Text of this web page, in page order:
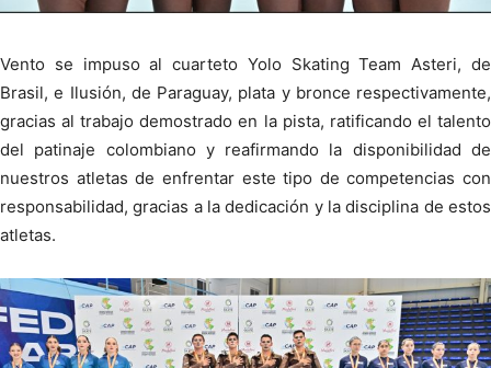
Vento se impuso al cuarteto Yolo Skating Team Asteri, de
Brasil, e Ilusión, de Paraguay, plata y bronce respectivamente,
gracias al trabajo demostrado en la pista, ratificando el talento
del patinaje colombiano y reafirmando la disponibilidad de
nuestros atletas de enfrentar este tipo de competencias con
responsabilidad, gracias a la dedicación y la disciplina de estos
atletas.